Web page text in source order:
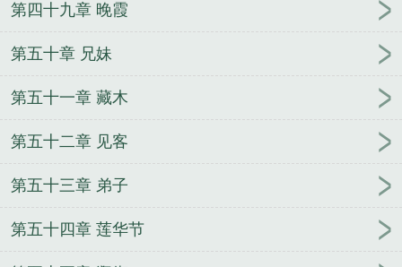
第四十九章 晚霞
第五十章 兄妹
第五十一章 藏木
第五十二章 见客
第五十三章 弟子
第五十四章 莲华节